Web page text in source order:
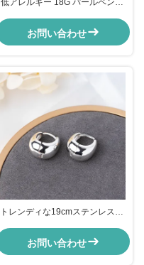
低アレルギー 18G パールペンダ
コイズ ハグイ イヤリング
お問い合わせ
トレンディな19cmステンレスス
ジュエリー クリップオン シルバ
ーフープハギー
お問い合わせ